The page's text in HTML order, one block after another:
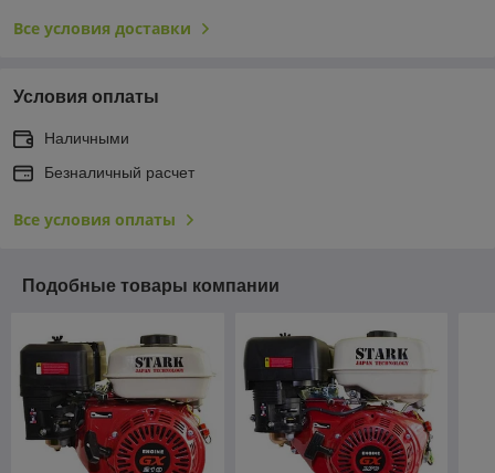
Все условия доставки
Условия оплаты
Наличными
Безналичный расчет
Все условия оплаты
Подобные товары компании